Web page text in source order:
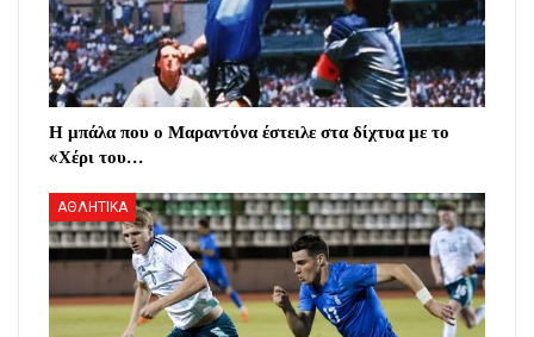
Η μπάλα που ο Μαραντόνα έστειλε στα δίχτυα με το
«Χέρι του…
ΑΘΛΗΤΙΚΑ